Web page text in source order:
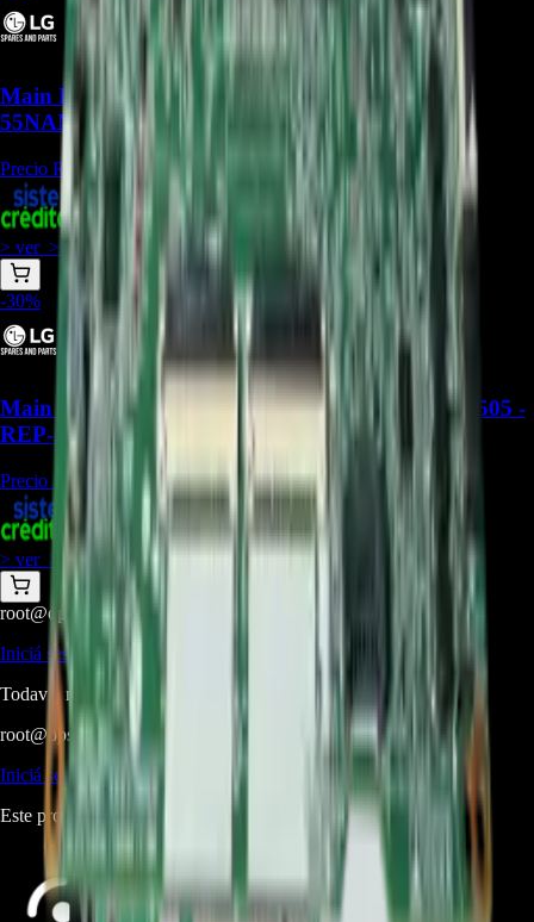
Main Board EBU66375501 para TV LG
55NANO80SPA - REP-474
Precio Regular: 915.000
+
831.500
> ver_ > desbloquear oferta_
-30%
Main board BPR Total Assembly LG EBU67402505 -
REP-2714
Precio Regular: $ 1.571.286
+1
1.099.900
> ver_ > desbloquear oferta_
root@ops:~# cat PREGUNTAS
Iniciá sesión
para hacer una pregunta.
Todavía no hay preguntas respondidas. Hacé la primera.
root@ops:~#
Iniciá sesión
para dejar una reseña.
Este producto aún no tiene reseñas. Sé el primero en opinar.